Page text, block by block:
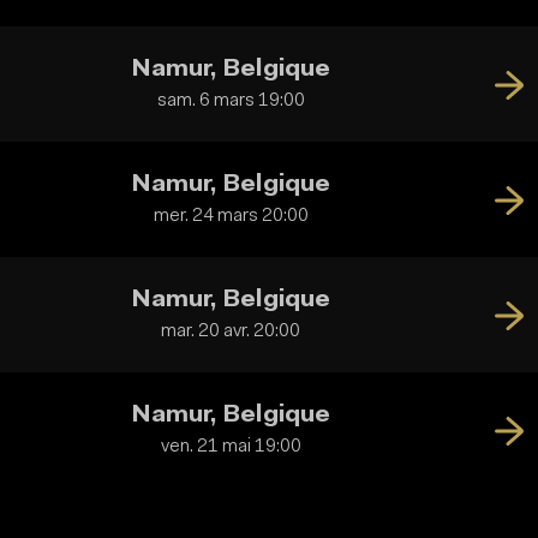
Namur, Belgique
sam. 6 mars 19:00
Namur, Belgique
mer. 24 mars 20:00
Namur, Belgique
mar. 20 avr. 20:00
Namur, Belgique
ven. 21 mai 19:00